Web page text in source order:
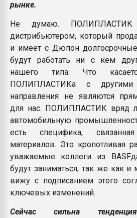
рынке.
Не думаю. ПОЛИПЛАСТИК
дистрибьютером, который
и имеет с Дюпон
будут работать ни с кем
нашего типа. Что
ПОЛИПЛАСТИКа с другими
направления не являются
для нас. ПОЛИПЛАСТИК вряд
автомобильную
есть специфика,
материалов. Это кропотливая
уважаемые коллеги из
будут заниматься, так же как
вижу с подписанием этого
ключевых изменений.
Сейчас сильна